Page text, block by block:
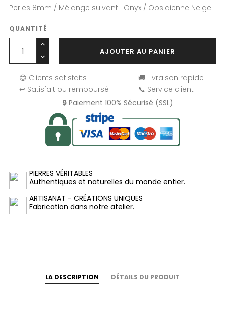
Perles 8mm / Mélange suivant : Onyx / Obsidienne Neige.
QUANTITÉ
AJOUTER AU PANIER
😊 Clients satisfaits
🚚 Livraison rapide
↩️ Satisfait ou remboursé
📞 Service client
🔒 Paiement 100% Sécurisé (SSL)
PIERRES VÉRITABLES
Authentiques et naturelles du monde entier.
ARTISANAT - CRÉATIONS UNIQUES
Fabrication dans notre atelier.
LA DESCRIPTION DÉTAILS DU PRODUIT